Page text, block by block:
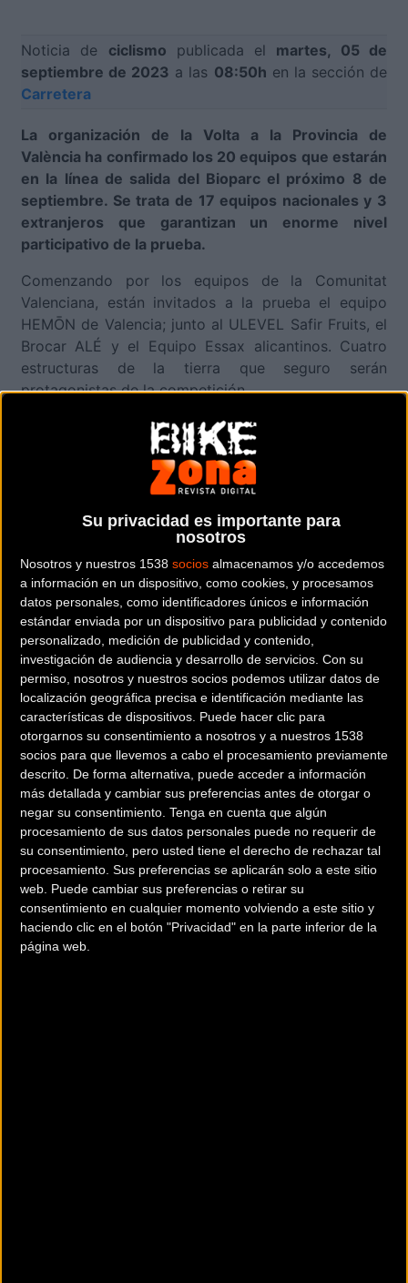
Su privacidad es importante para
nosotros
Nosotros y nuestros 1538 socios almacenamos y/o accedemos
a información en un dispositivo, como cookies, y procesamos
datos personales, como identificadores únicos e información
estándar enviada por un dispositivo para publicidad y contenido
personalizado, medición de publicidad y contenido,
investigación de audiencia y desarrollo de servicios. Con su
permiso, nosotros y nuestros socios podemos utilizar datos de
localización geográfica precisa e identificación mediante las
características de dispositivos. Puede hacer clic para
otorgarnos su consentimiento a nosotros y a nuestros 1538
socios para que llevemos a cabo el procesamiento previamente
descrito. De forma alternativa, puede acceder a información
más detallada y cambiar sus preferencias antes de otorgar o
negar su consentimiento. Tenga en cuenta que algún
procesamiento de sus datos personales puede no requerir de
su consentimiento, pero usted tiene el derecho de rechazar tal
procesamiento. Sus preferencias se aplicarán solo a este sitio
web. Puede cambiar sus preferencias o retirar su
consentimiento en cualquier momento volviendo a este sitio y
haciendo clic en el botón "Privacidad" en la parte inferior de la
página web.
Noticia de ciclismo publicada el martes, 05 de
septiembre de 2023 a las 08:50h en la sección de
Carretera
La organización de la Volta a la Provincia de
València ha confirmado los 20 equipos que estarán
en la línea de salida del Bioparc el próximo 8 de
septiembre. Se trata de 17 equipos nacionales y 3
extranjeros que garantizan un enorme nivel
participativo de la prueba.
Comenzando por los equipos de la Comunitat
Valenciana, están invitados a la prueba el equipo
HEMŌN de Valencia; junto al ULEVEL Safir Fruits, el
Brocar ALÉ y el Equipo Essax alicantinos. Cuatro
estructuras de la tierra que seguro serán
protagonistas de la competición.
Más al norte, desde Catalunya pero específicamente
de la provincia de Tarragona llegan el Controlpack y
el Team MP Group. Desde Mallorca, el Arabay Team
Balears no quiere perderse una prueba que sin duda
será un gran objetivo de la temporada.
Tres equipos gallegos: el High Level Gsport, el
Supermercados Froiz y el Padronés Cortizo estarán
en esta Volta a Valencia mientras que la
representación madrileña llega con el EOLO KOMETA
de la Fundación Alberto Contador. Desde
Extremadura, llega el conjunto Bicicletas Rodríguez
y resta el conjunto navarro Caja Rural ALEA, que sin
duda parte como uno de los grandes bloques de la
prueba.
La presencia internacional corresponde al Bahrein
Academy, a la Selección de Arabia Saudí y también
a los franceses del AVC Aix en Provence, unos fijos
en la competición.